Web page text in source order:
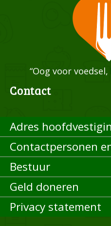
“Oog voor
Contact
Adres
Contactpersonen
Bestuur
Geld doneren
Privacy statement